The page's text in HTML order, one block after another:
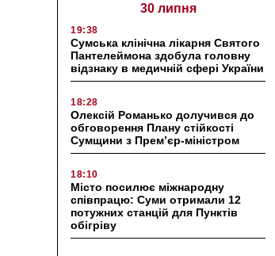
30 липня
19:38
Сумська клінічна лікарня Святого
Пантелеймона здобула головну
відзнаку в медичній сфері України
18:28
Олексій Романько долучився до
обговорення Плану стійкості
Сумщини з Прем’єр-міністром
18:10
Місто посилює міжнародну
співпрацю: Суми отримали 12
потужних станцій для Пунктів
обігріву